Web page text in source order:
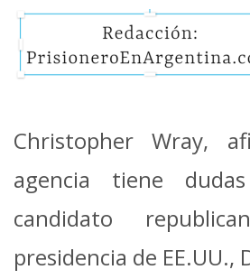
Christopher Wray,
agencia tiene
candidato
presidencia de EE.UU.,